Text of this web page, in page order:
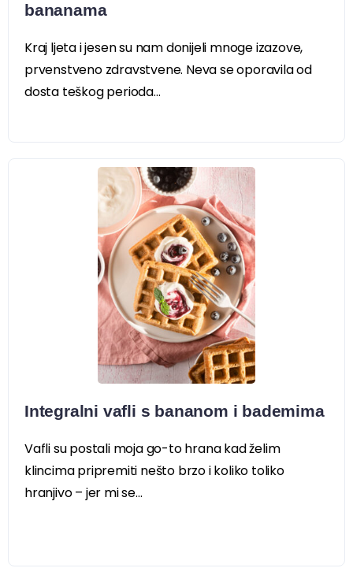
bananama
Kraj ljeta i jesen su nam donijeli mnoge izazove,
prvenstveno zdravstvene. Neva se oporavila od
dosta teškog perioda...
Integralni vafli s bananom i bademima
Vafli su postali moja go-to hrana kad želim
klincima pripremiti nešto brzo i koliko toliko
hranjivo – jer mi se...